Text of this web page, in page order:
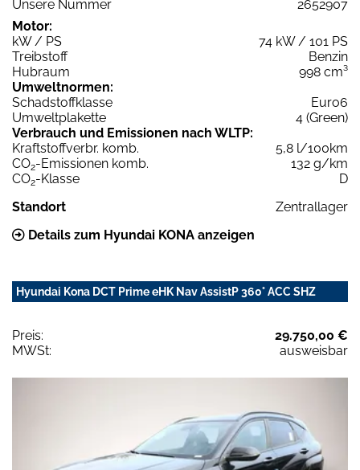
Unsere Nummer
2652907
Motor:
kW / PS
74 kW / 101 PS
Treibstoff
Benzin
Hubraum
998 cm³
Umweltnormen:
Schadstoffklasse
Euro6
Umweltplakette
4 (Green)
Verbrauch und Emissionen nach WLTP:
Kraftstoffverbr. komb.
5,8 l/100km
CO2-Emissionen komb.
132 g/km
CO2-Klasse
D
Standort
Zentrallager
Details zum Hyundai KONA anzeigen
Hyundai Kona DCT Prime eHK Nav AssistP 360° ACC SHZ
Preis:
29.750,00 €
MWSt:
ausweisbar